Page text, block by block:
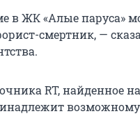
в ЖК «Алые паруса»
смертник, —
RT, найденное
возможному